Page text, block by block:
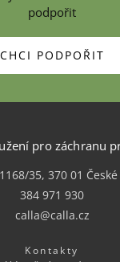
podpořit
CHCI PODPOŘIT
pro záchranu
35, 370 01
384 971 930
calla@calla.cz
Kontakty